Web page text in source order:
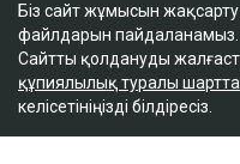
Жоба туралы
Сайт ережелері
Сайттағы жарнама
Байланыс
Редакциялық саясат
Біз сайт жұмысын
файлдарын пайдаланамыз.
Сайтты қолдануды
құпиялылық туралы
келісетініңізді білдіресіз.